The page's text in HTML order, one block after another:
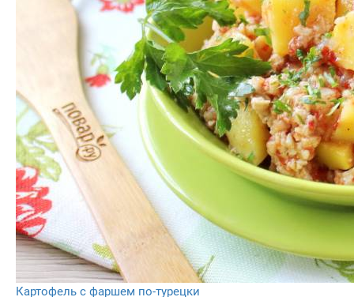
Картофель с фаршем по-турецки